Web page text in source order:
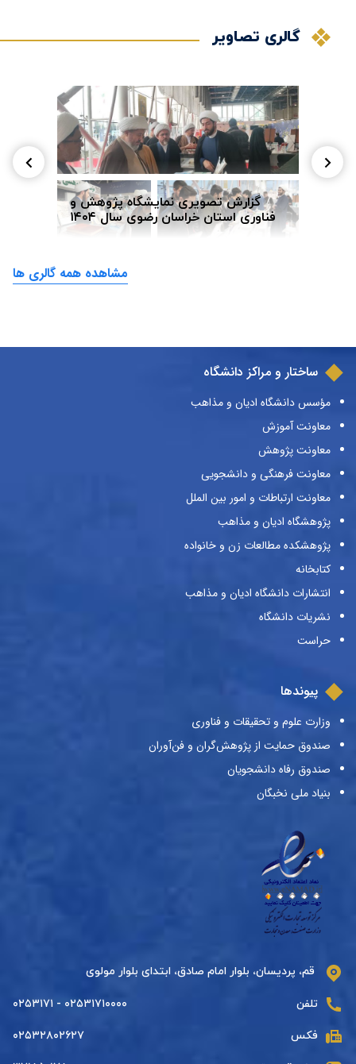
گالری تصاویر
گزارش تصویری نمایشگاه پژوهش و
فناوری استان خراسان رضوی سال ۱۴۰۴
مشاهده همه گالری ها
ساختار و مراکز دانشگاه
مؤسس دانشگاه ادیان و مذاهب
معاونت آموزش
معاونت پژوهش
معاونت فرهنگی و دانشجویی
معاونت ارتباطات و امور بین الملل
پژوهشگاه ادیان و مذاهب
پژوهشکده مطالعات زن و خانواده
کتابخانه
انتشارات دانشگاه ادیان و مذاهب
نشریات دانشگاه
حراست
پیوندها
وزارت علوم و تحقیقات و فناوری
صندوق حمایت از پژوهش‌گران و فن‌آوران
صندوق رفاه دانشجویان
بنیاد ملی نخبگان
قم، پردیسان، بلوار امام صادق، ابتدای بلوار مولوی
تلفن ۰۲۵۳۱۷۱۰۰۰۰ - ۰۲۵۳۱۷۱
فکس ۰۲۵۳۲۸۰۲۶۲۷